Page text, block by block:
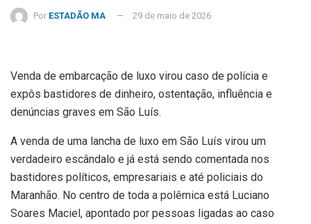
Por ESTADÃO MA 29 de maio de 2026
Venda de embarcação de luxo virou caso de polícia e
expôs bastidores de dinheiro, ostentação, influência e
denúncias graves em São Luís.
A venda de uma lancha de luxo em São Luís virou um
verdadeiro escândalo e já está sendo comentada nos
bastidores políticos, empresariais e até policiais do
Maranhão. No centro de toda a polêmica está Luciano
Soares Maciel, apontado por pessoas ligadas ao caso